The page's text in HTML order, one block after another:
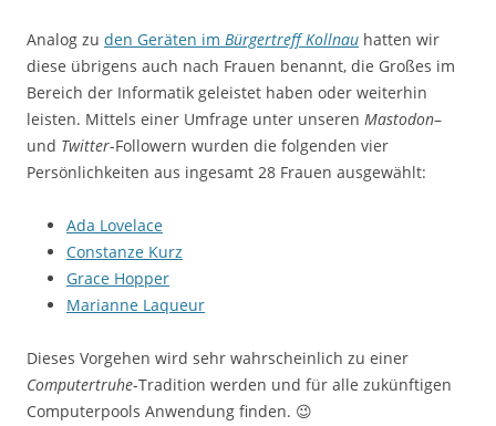
Analog zu den Geräten im Bürgertreff Kollnau hatten wir
diese übrigens auch nach Frauen benannt, die Großes im
Bereich der Informatik geleistet haben oder weiterhin
leisten. Mittels einer Umfrage unter unseren Mastodon–
und Twitter-Followern wurden die folgenden vier
Persönlichkeiten aus ingesamt 28 Frauen ausgewählt:
Ada Lovelace
Constanze Kurz
Grace Hopper
Marianne Laqueur
Dieses Vorgehen wird sehr wahrscheinlich zu einer
Computertruhe-Tradition werden und für alle zukünftigen
Computerpools Anwendung finden. 😉